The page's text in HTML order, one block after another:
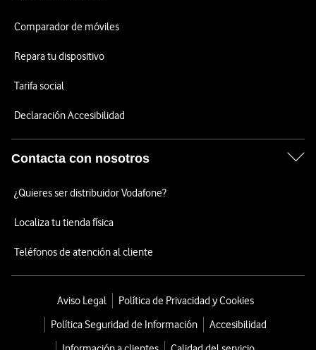
Comparador de móviles
Repara tu dispositivo
Tarifa social
Declaración Accesibilidad
Contacta con nosotros
¿Quieres ser distribuidor Vodafone?
Localiza tu tienda física
Teléfonos de atención al cliente
Aviso Legal
Política de Privacidad y Cookies
Política Seguridad de Información
Accesibilidad